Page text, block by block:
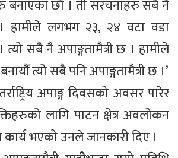
बनाएका छौ । ती संरचनाहरु सबै नै
। हामीले लगभग २३, २४ वटा वडा
त्यो सबै नै अपाङ्गतामैत्री छ । हामीले
त्यो सबै पनि अपाङ्गतामैत्री छ ।’
अपाङ्ग दिवसको अवसर पारेर
लागि पाटन क्षेत्र अवलोकन
भएको उनले जानकारी दिए ।